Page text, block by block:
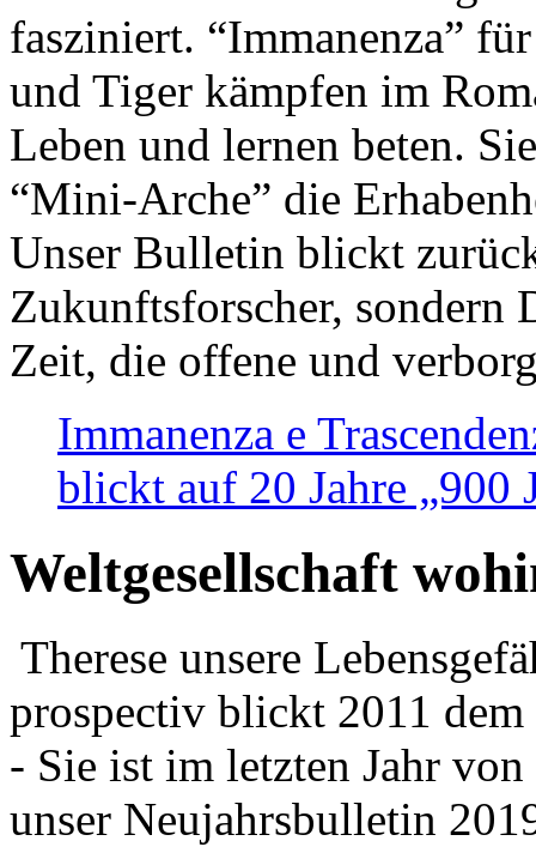
fasziniert. “Immanenza”
und Tiger kämpfen im
Leben und lernen beten.
“Mini-Arche” die
Unser Bulletin blickt
Zukunftsforscher, sondern
Zeit, die offene und
Immanenza e
blickt auf 20 Jahre „900
Weltgesellschaft
Therese unsere
prospectiv blickt 2011
- Sie ist im letzten Jahr
unser Neujahrsbulletin